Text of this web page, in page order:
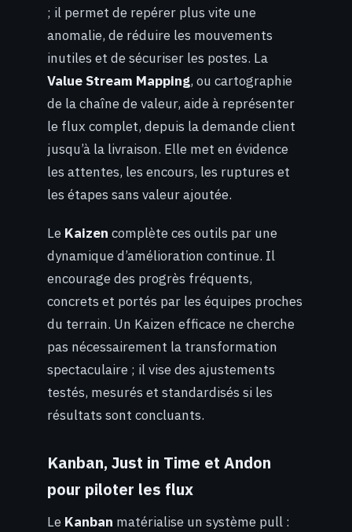
; il permet de repérer plus vite une
anomalie, de réduire les mouvements
inutiles et de sécuriser les postes. La
Value Stream Mapping, ou cartographie
de la chaîne de valeur, aide à représenter
le flux complet, depuis la demande client
jusqu’à la livraison. Elle met en évidence
les attentes, les encours, les ruptures et
les étapes sans valeur ajoutée.
Le Kaizen complète ces outils par une
dynamique d’amélioration continue. Il
encourage des progrès fréquents,
concrets et portés par les équipes proches
du terrain. Un Kaizen efficace ne cherche
pas nécessairement la transformation
spectaculaire ; il vise des ajustements
testés, mesurés et standardisés si les
résultats sont concluants.
Kanban, Just in Time et Andon
pour piloter les flux
Le Kanban matérialise un système pull :